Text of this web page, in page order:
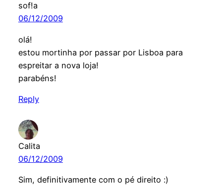
sof!a
06/12/2009
olá!
estou mortinha por passar por Lisboa para
espreitar a nova loja!
parabéns!
Reply
Calita
06/12/2009
Sim, definitivamente com o pé direito :)